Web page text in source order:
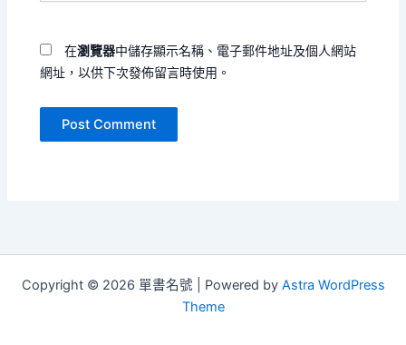
在瀏覽器中儲存顯示名稱、電子郵件地址及個人網站
網址，以供下次發佈留言時使用。
Copyright © 2026 單書名號 | Powered by Astra WordPress
Theme